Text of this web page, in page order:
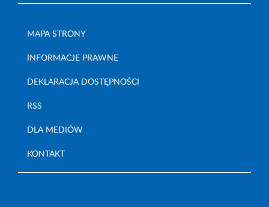
MAPA STRONY
INFORMACJE PRAWNE
DEKLARACJA DOSTĘPNOŚCI
RSS
DLA MEDIÓW
KONTAKT